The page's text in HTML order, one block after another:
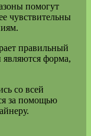
помогут
чувствительны
правильный
являются форма,
со всей
за помощью